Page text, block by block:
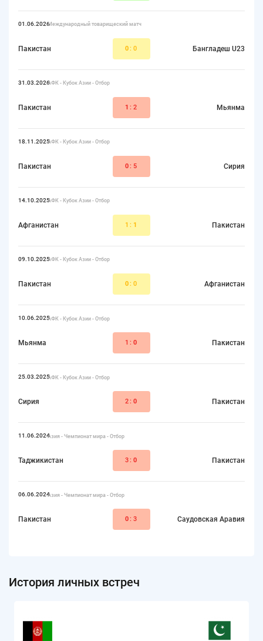
01.06.2026Международный товарищеский матч
Пакистан 0:0 Бангладеш U23
31.03.2026АФК - Кубок Азии - Отбор
Пакистан 1:2 Мьянма
18.11.2025АФК - Кубок Азии - Отбор
Пакистан 0:5 Сирия
14.10.2025АФК - Кубок Азии - Отбор
Афганистан 1: 1 Пакистан
09.10.2025АФК - Кубок Азии - Отбор
Пакистан 0:0 Афганистан
10.06.2025АФК - Кубок Азии - Отбор
Мьянма 1: 0 Пакистан
25.03.2025АФК - Кубок Азии - Отбор
Сирия 2: 0 Пакистан
11.06.2024Азия - Чемпионат мира - Отбор
Таджикистан 3: 0 Пакистан
06.06.2024Азия - Чемпионат мира - Отбор
Пакистан 0:3 Саудовская Аравия
История личных встреч